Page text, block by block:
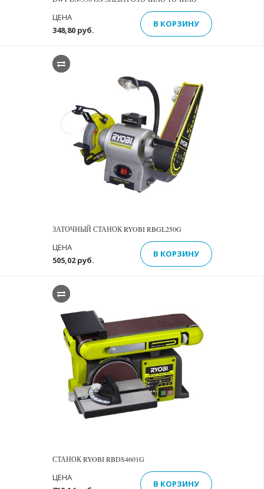
348,80 руб.
ЦЕНА
В КОРЗИНУ
ЗАТОЧНЫЙ СТАНОК RYOBI RBGL250G
505,02 руб.
ЦЕНА
В КОРЗИНУ
СТАНОК RYOBI RBDS4601G
ЦЕНА
В КОРЗИНУ